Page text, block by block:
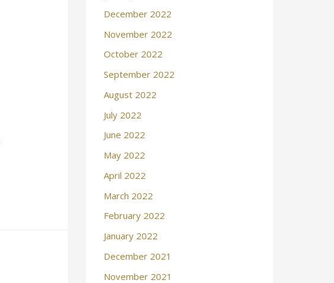
December 2022
November 2022
October 2022
September 2022
August 2022
July 2022
June 2022
May 2022
April 2022
March 2022
February 2022
January 2022
December 2021
November 2021